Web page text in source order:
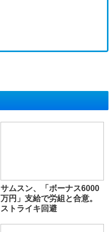
サムスン、「ボーナス6000
万円」支給で労組と合意。
ストライキ回避